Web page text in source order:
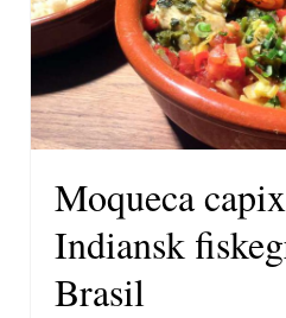
Moqueca
Indiansk
Brasil